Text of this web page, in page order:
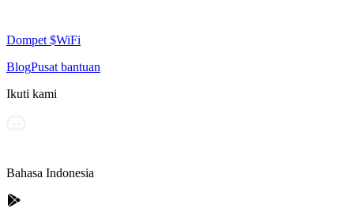
Dompet $WiFi
BlogPusat bantuan
Ikuti kami
Bahasa Indonesia